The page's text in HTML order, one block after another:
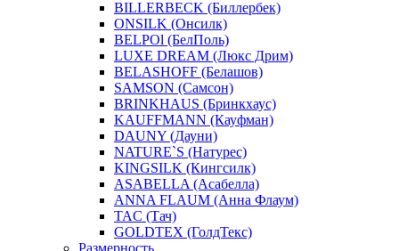
BILLERBECK (Биллербек)
ONSILK (Онсилк)
BELPOl (БелПоль)
LUXE DREAM (Люкс Дрим)
BELASHOFF (Белашов)
SAMSON (Самсон)
BRINKHAUS (Бринкхаус)
KAUFFMANN (Кауфман)
DAUNY (Дауни)
NATURE`S (Натурес)
KINGSILK (Кингсилк)
ASABELLA (Асабелла)
ANNA FLAUM (Анна Флаум)
TAC (Тач)
GOLDTEX (ГолдТекс)
Размерность